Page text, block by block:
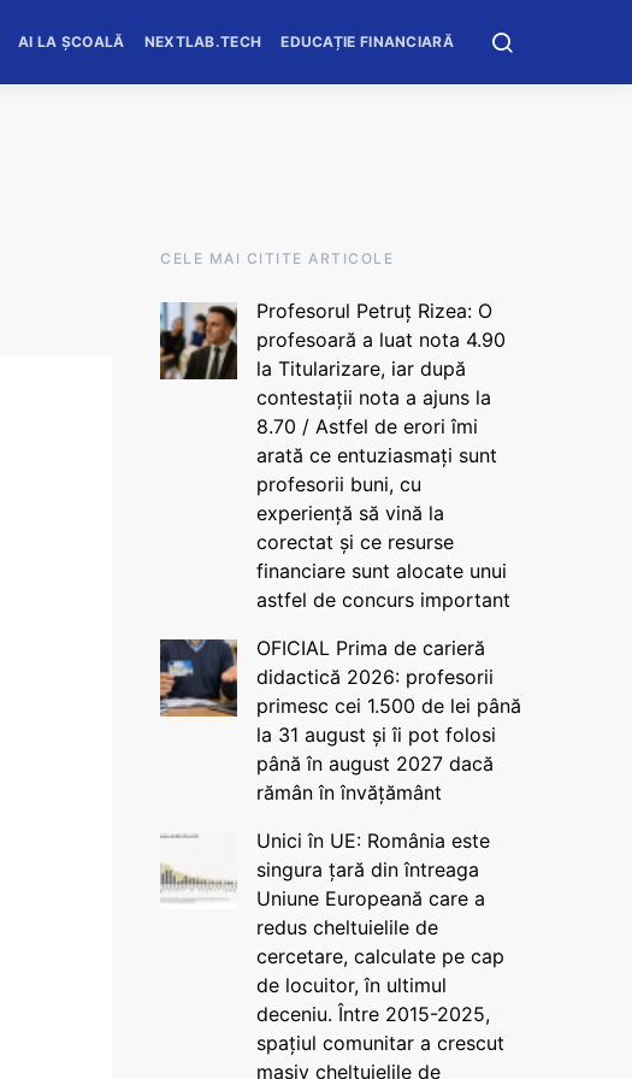
AI LA ȘCOALĂ NEXTLAB.TECH EDUCAȚIE FINANCIARĂ
CELE MAI CITITE ARTICOLE
Profesorul Petruț Rizea: O
profesoară a luat nota 4.90
la Titularizare, iar după
contestații nota a ajuns la
8.70 / Astfel de erori îmi
arată ce entuziasmați sunt
profesorii buni, cu
experiență să vină la
corectat și ce resurse
financiare sunt alocate unui
astfel de concurs important
OFICIAL Prima de carieră
didactică 2026: profesorii
primesc cei 1.500 de lei până
la 31 august și îi pot folosi
până în august 2027 dacă
rămân în învățământ
Unici în UE: România este
singura țară din întreaga
Uniune Europeană care a
redus cheltuielile de
cercetare, calculate pe cap
de locuitor, în ultimul
deceniu. Între 2015-2025,
spațiul comunitar a crescut
masiv cheltuielile de